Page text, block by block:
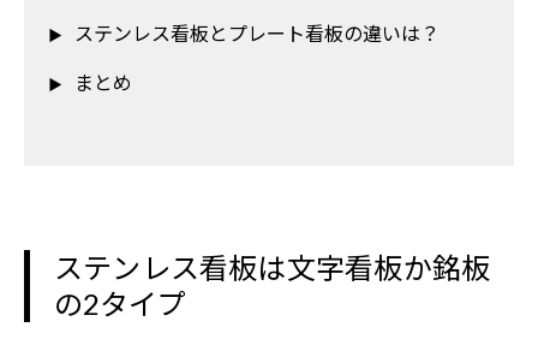
ステンレス看板とプレート看板の違いは？
まとめ
ステンレス看板は文字看板か銘板
の2タイプ